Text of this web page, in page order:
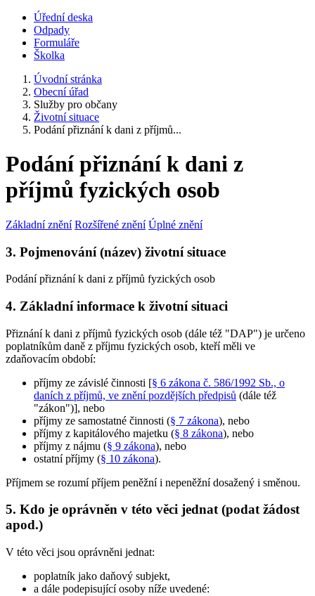
Úřední deska
Odpady
Formuláře
Školka
Úvodní stránka
Obecní úřad
Služby pro občany
Životní situace
Podání přiznání k dani z příjmů...
Podání přiznání k dani z
příjmů fyzických osob
Základní znění Rozšířené znění Úplné znění
3. Pojmenování (název) životní situace
Podání přiznání k dani z příjmů fyzických osob
4. Základní informace k životní situaci
Přiznání k dani z příjmů fyzických osob (dále též "DAP") je určeno
poplatníkům daně z příjmu fyzických osob, kteří měli ve
zdaňovacím období:
příjmy ze závislé činnosti [§ 6 zákona č. 586/1992 Sb., o
daních z příjmů, ve znění pozdějších předpisů (dále též
"zákon")], nebo
příjmy ze samostatné činnosti (§ 7 zákona), nebo
příjmy z kapitálového majetku (§ 8 zákona), nebo
příjmy z nájmu (§ 9 zákona), nebo
ostatní příjmy (§ 10 zákona).
Příjmem se rozumí příjem peněžní i nepeněžní dosažený i směnou.
5. Kdo je oprávněn v této věci jednat (podat žádost
apod.)
V této věci jsou oprávněni jednat:
poplatník jako daňový subjekt,
a dále podepisující osoby níže uvedené: